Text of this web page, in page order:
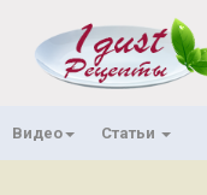
Видео Статьи